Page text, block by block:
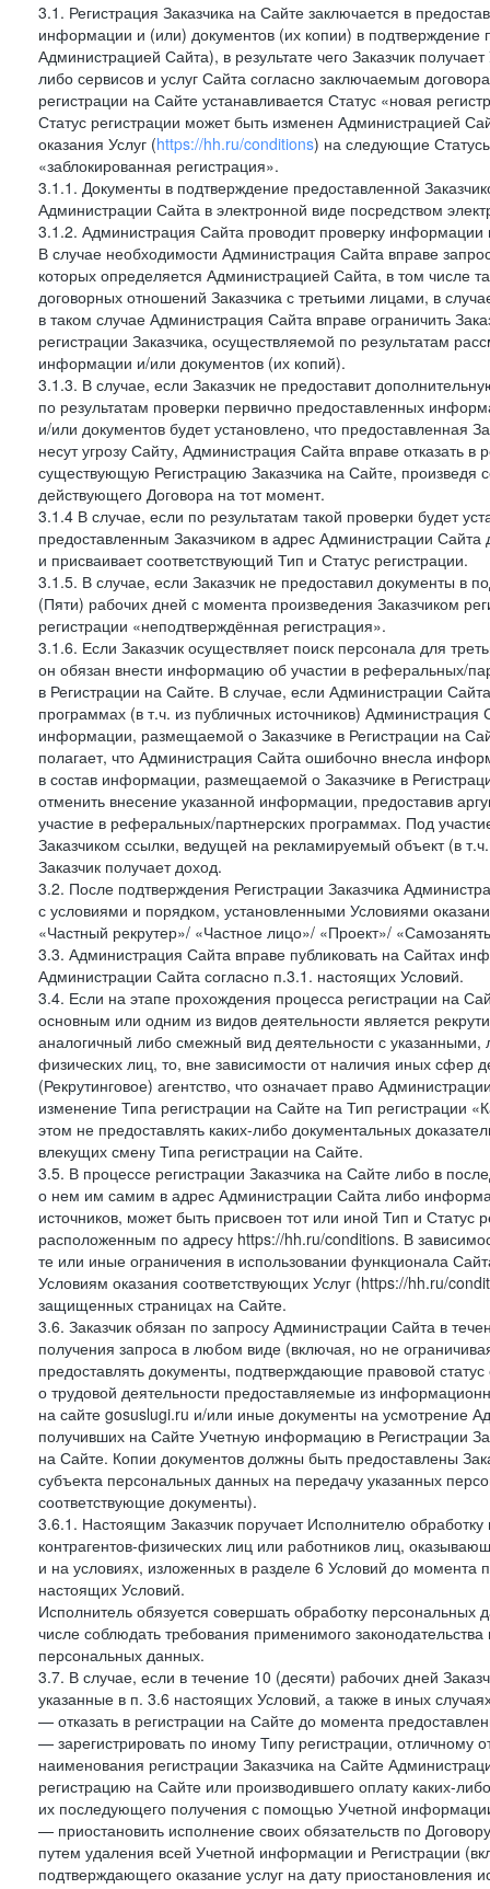
3.1. Регистрация Заказчика на Сайте заключается в
информации и (или) документов (их копии) в
Администрацией Сайта), в результате чего Заказчик
либо сервисов и услуг Сайта согласно заключаемым
регистрации на Сайте устанавливается Статус «новая
Статус регистрации может быть изменен Администрацией
оказания Услуг (https://hh.ru/conditions) на следующие
«заблокированная регистрация».
3.1.1. Документы в подтверждение предоставленной
Администрации Сайта в электронной виде посредством
3.1.2. Администрация Сайта проводит проверку информации
В случае необходимости Администрация Сайта вправе
которых определяется Администрацией Сайта, в том числе
договорных отношений Заказчика с третьими лицами, в
в таком случае Администрация Сайта вправе ограничить
регистрации Заказчика, осуществляемой по результатам
информации и/или документов (их копий).
3.1.3. В случае, если Заказчик не предоставит
по результатам проверки первично предоставленных
и/или документов будет установлено, что предоставленная
несут угрозу Сайту, Администрация Сайта вправе отказать
существующую Регистрацию Заказчика на Сайте, произведя
действующего Договора на тот момент.
3.1.4 В случае, если по результатам такой проверки будет
предоставленным Заказчиком в адрес Администрации
и присваивает соответствующий Тип и Статус регистрации.
3.1.5. В случае, если Заказчик не предоставил документы в
(Пяти) рабочих дней с момента произведения Заказчиком
регистрации «неподтверждённая регистрация».
3.1.6. Если Заказчик осуществляет поиск персонала для
он обязан внести информацию об участии в реферальных/
в Регистрации на Сайте. В случае, если Администрации
программах (в т.ч. из публичных источников)
информации, размещаемой о Заказчике в Регистрации на
полагает, что Администрация Сайта ошибочно внесла
в состав информации, размещаемой о Заказчике в
отменить внесение указанной информации, предоставив
участие в реферальных/партнерских программах. Под
Заказчиком ссылки, ведущей на рекламируемый объект (в
Заказчик получает доход.
3.2. После подтверждения Регистрации Заказчика
с условиями и порядком, установленными Условиями
«Частный рекрутер»/ «Частное лицо»/ «Проект»/
3.3. Администрация Сайта вправе публиковать на Сайтах
Администрации Сайта согласно п.3.1. настоящих Условий.
3.4. Если на этапе прохождения процесса регистрации на
основным или одним из видов деятельности является
аналогичный либо смежный вид деятельности с
физических лиц, то, вне зависимости от наличия иных сфер
(Рекрутинговое) агентство, что означает право
изменение Типа регистрации на Сайте на Тип регистрации
этом не предоставлять каких-либо документальных
влекущих смену Типа регистрации на Сайте.
3.5. В процессе регистрации Заказчика на Сайте либо в
о нем им самим в адрес Администрации Сайта либо
источников, может быть присвоен тот или иной Тип и
расположенным по адресу https://hh.ru/conditions. В
те или иные ограничения в использовании функционала
Условиям оказания соответствующих Услуг (https://hh.ru/
защищенных страницах на Сайте.
3.6. Заказчик обязан по запросу Администрации Сайта в
получения запроса в любом виде (включая, но не
предоставлять документы, подтверждающие правовой
о трудовой деятельности предоставляемые из
на сайте gosuslugi.ru и/или иные документы на усмотрение
получивших на Сайте Учетную информацию в Регистрации
на Сайте. Копии документов должны быть предоставлены
субъекта персональных данных на передачу указанных
соответствующие документы).
3.6.1. Настоящим Заказчик поручает Исполнителю
контрагентов-физических лиц или работников лиц,
и на условиях, изложенных в разделе 6 Условий до момента
настоящих Условий.
Исполнитель обязуется совершать обработку
числе соблюдать требования применимого
персональных данных.
3.7. В случае, если в течение 10 (десяти) рабочих дней
указанные в п. 3.6 настоящих Условий, а также в иных
— отказать в регистрации на Сайте до момента
— зарегистрировать по иному Типу регистрации, отличному
наименования регистрации Заказчика на Сайте
регистрацию на Сайте или производившего оплату каких-
их последующего получения с помощью Учетной
— приостановить исполнение своих обязательств по
путем удаления всей Учетной информации и Регистрации
подтверждающего оказание услуг на дату приостановления